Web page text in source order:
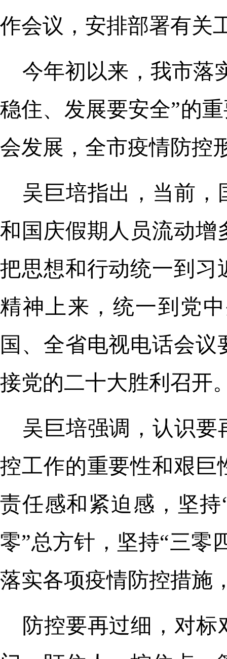
作会议，安排部署有关
今年初以来，我市落
稳住、发展要安全”的
会发展，全市疫情防控
吴巨培指出，当前
和国庆假期人员流动增
把思想和行动统一到习
精神上来，统一到党
国、全省电视电话会
接党的二十大胜利召开
吴巨培强调，认识
控工作的重要性和艰巨
责任感和紧迫感，坚
零”总方针，坚持“三零
落实各项疫情防控措施
防控要再过细，对